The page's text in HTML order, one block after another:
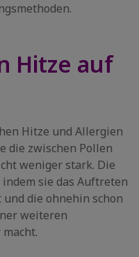
Hitze auf
Hitze und Allergien
die zwischen Pollen
weniger stark. Die
sie das Auftreten
die ohnehin schon
weiteren